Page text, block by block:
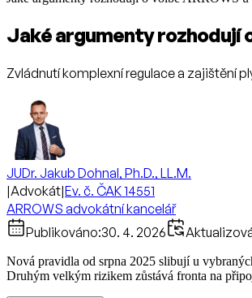
Jaké argumenty rozhodují
Zvládnutí komplexní regulace a zajištění
JUDr. Jakub Dohnal, Ph.D., LL.M.
|Advokát|Ev. č. ČAK 14551
ARROWS advokátní kancelář
Publikováno:30. 4. 2026
Nová pravidla od srpna 2025 slibují u
Druhým velkým rizikem zůstává fronta na